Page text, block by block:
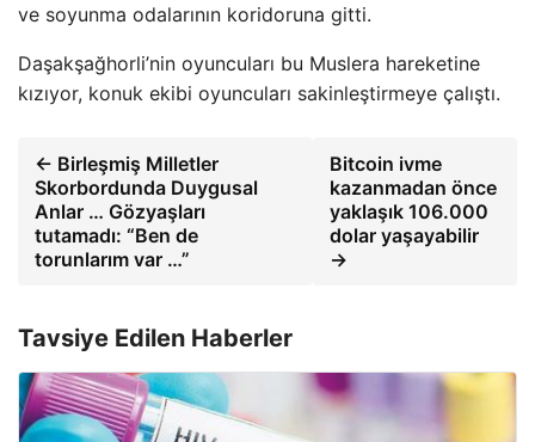
ve soyunma odalarının koridoruna gitti.
Daşakşağhorli’nin oyuncuları bu Muslera hareketine
kızıyor, konuk ekibi oyuncuları sakinleştirmeye çalıştı.
← Birleşmiş Milletler
Skorbordunda Duygusal
Anlar … Gözyaşları
tutamadı: “Ben de
torunlarım var …”
Bitcoin ivme
kazanmadan önce
yaklaşık 106.000
dolar yaşayabilir
→
Tavsiye Edilen Haberler